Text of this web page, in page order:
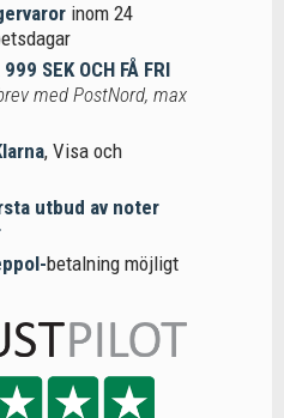
inom 24
SEK OCH FÅ FRI
med PostNord, max
, Visa och
utbud av noter
betalning möjligt